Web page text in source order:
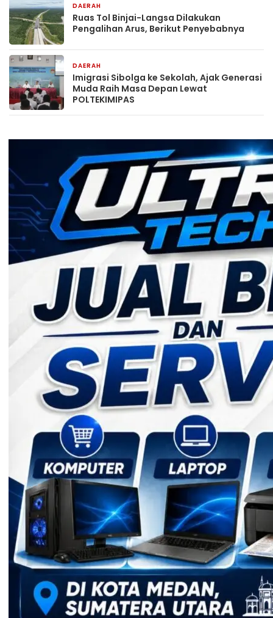
DAERAH
Ruas Tol Binjai-Langsa Dilakukan
Pengalihan Arus, Berikut Penyebabnya
DAERAH
Imigrasi Sibolga ke Sekolah, Ajak Generasi
Muda Raih Masa Depan Lewat
POLTEKIMIPAS